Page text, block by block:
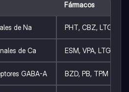
Fármacos
de Na PHT, CBZ, LTG,
de Ca ESM, VPA, LTG
GABA-A BZD, PB, TPM